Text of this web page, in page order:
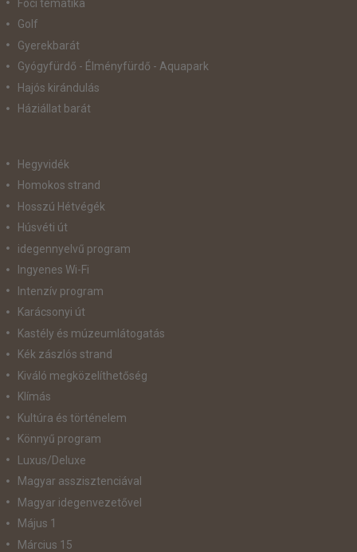
Foci tematika
Golf
Gyerekbarát
Gyógyfürdő - Élményfürdő - Aquapark
Hajós kirándulás
Háziállat barát
Hegyvidék
Homokos strand
Hosszú Hétvégék
Húsvéti út
idegennyelvű program
Ingyenes Wi-Fi
Intenzív program
Karácsonyi út
Kastély és múzeumlátogatás
Kék zászlós strand
Kiváló megközelíthetőség
Klímás
Kultúra és történelem
Könnyű program
Luxus/Deluxe
Magyar asszisztenciával
Magyar idegenvezetővel
Május 1
Március 15